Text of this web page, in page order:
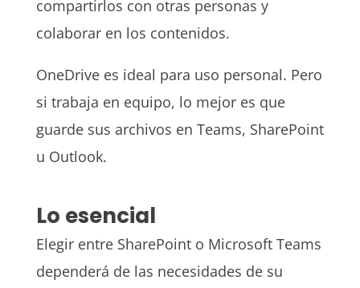
compartirlos con otras personas y
colaborar en los contenidos.
OneDrive es ideal para uso personal. Pero
si trabaja en equipo, lo mejor es que
guarde sus archivos en Teams, SharePoint
u Outlook.
Lo esencial
Elegir entre SharePoint o Microsoft Teams
dependerá de las necesidades de su